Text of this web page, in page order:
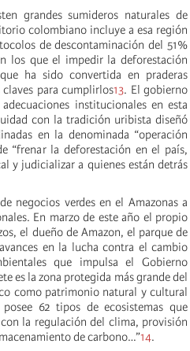
grandes sumideros naturales de
colombiano incluye a esa región
de descontaminación del 51%
los que el impedir la deforestación
ha sido convertida en praderas
para cumplirlos13. El gobierno
institucionales en esta
con la tradición uribista diseñó
en la denominada “operación
“frenar la deforestación en el país,
y judicializar a quienes están detrás
negocios verdes en el Amazonas a
En marzo de este año el propio
el dueño de Amazon, el parque de
en la lucha contra el cambio
que impulsa el Gobierno
es la zona protegida más grande del
como patrimonio natural y cultural
62 tipos de ecosistemas que
la regulación del clima, provisión
de carbono…”14.